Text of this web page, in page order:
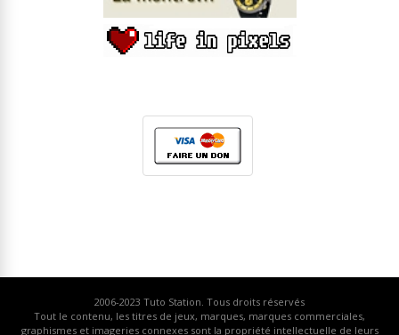
2006-2023 Tuto Station . Tous droits réservés
Tout le contenu, les titres de jeux, marques, marques commerciales,
graphismes et imageries connexes sont la propriété intellectuelle de leurs